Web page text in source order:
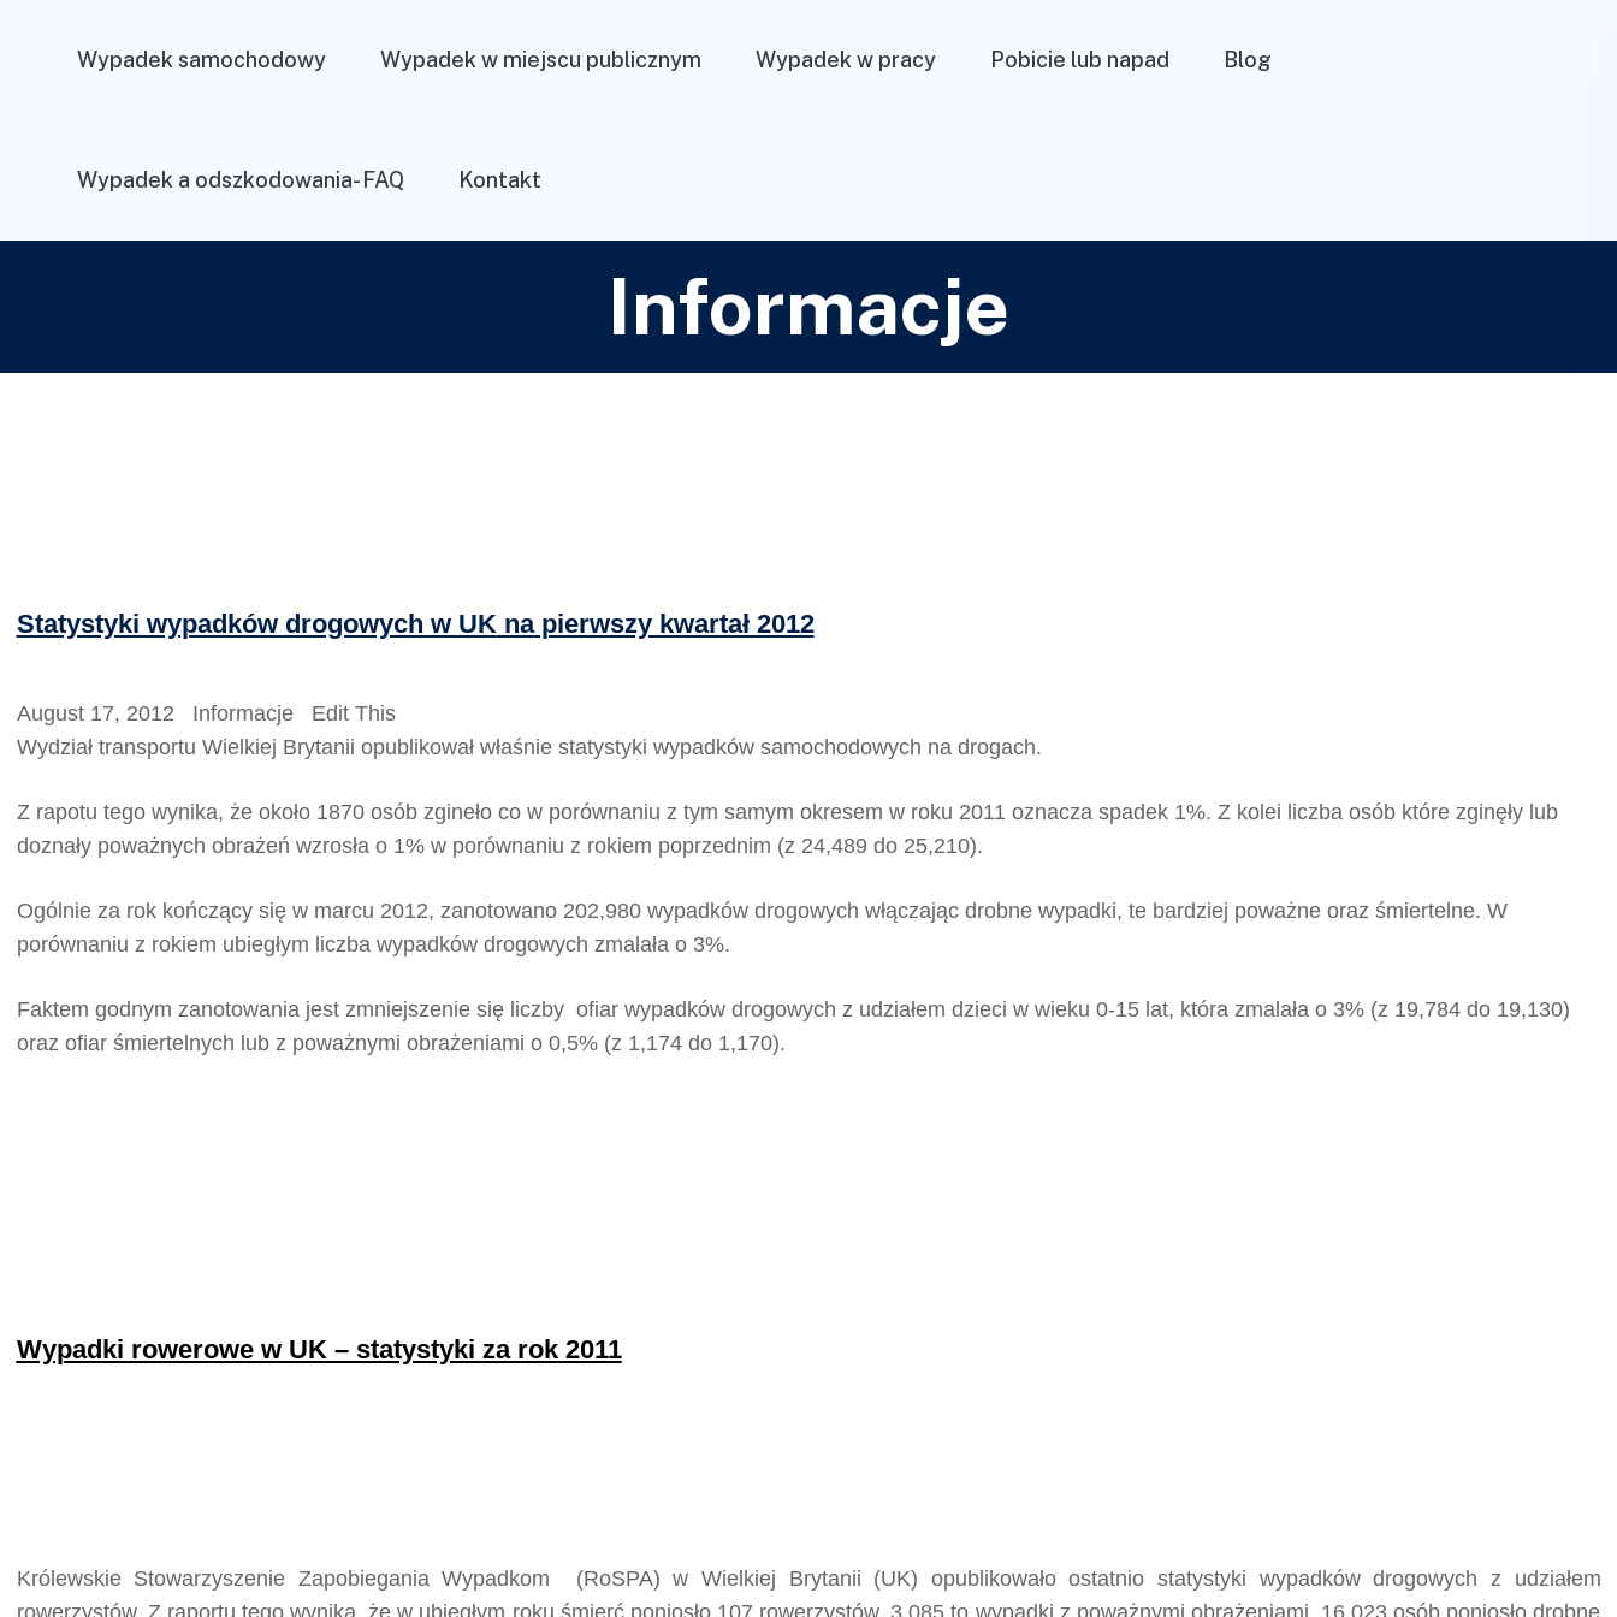
Wypadek samochodowy Wypadek w miejscu publicznym Wypadek w pracy Pobicie lub napad Blog
Wypadek a odszkodowania- FAQ Kontakt
Informacje
Statystyki wypadków drogowych w UKnapierwszy kwartał 2012
August 17, 2012 Informacje
Edit This
Wydział transportu Wielkiej Brytanii opublikował właśnie statystyki wypadków samochodowych na drogach.
Z rapotu tego wynika, że około 1870 osób zgineło co w porównaniu z tym samym okresem w roku 2011 oznacza spadek 1%. Z kolei liczba osób które zginęły lub
doznały poważnych obrażeń wzrosła o 1% w porównaniu z rokiem poprzednim (z 24,489 do 25,210).
Ogólnie za rok kończący się w marcu 2012, zanotowano 202,980 wypadków drogowych włączając drobne wypadki, te bardziej poważne oraz śmiertelne. W
porównaniu z rokiem ubiegłym liczba wypadków drogowych zmalała o 3%.
Faktem godnym zanotowania jest zmniejszenie się liczby ofiar wypadków drogowych z udziałem dzieci w wieku 0-15 lat, która zmalała o 3% (z 19,784 do 19,130)
oraz ofiar śmiertelnych lub z poważnymi obrażeniami o 0,5% (z 1,174 do 1,170).
Wypadki rowerowe w UK – statystyki za rok 2011
Królewskie Stowarzyszenie Zapobiegania Wypadkom (RoSPA) w Wielkiej Brytanii (UK) opublikowało ostatnio statystyki wypadków drogowych z udziałem